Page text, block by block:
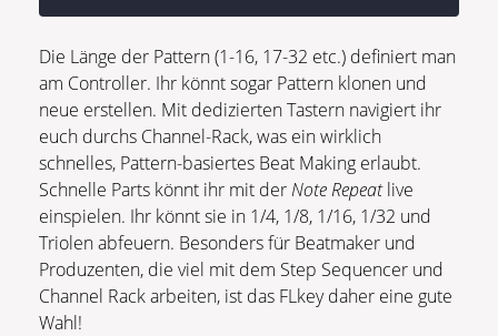
Die Länge der Pattern (1-16, 17-32 etc.) definiert man
am Controller. Ihr könnt sogar Pattern klonen und
neue erstellen. Mit dedizierten Tastern navigiert ihr
euch durchs Channel-Rack, was ein wirklich
schnelles, Pattern-basiertes Beat Making erlaubt.
Schnelle Parts könnt ihr mit derNote Repeatlive
einspielen. Ihr könnt sie in 1/4, 1/8, 1/16, 1/32 und
Triolen abfeuern. Besonders für Beatmaker und
Produzenten, die viel mit dem Step Sequencer und
Channel Rack arbeiten, ist das FLkey daher eine gute
Wahl!